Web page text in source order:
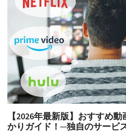
【2026年最新版】おすすめ
かりガイド！─独自のサービ